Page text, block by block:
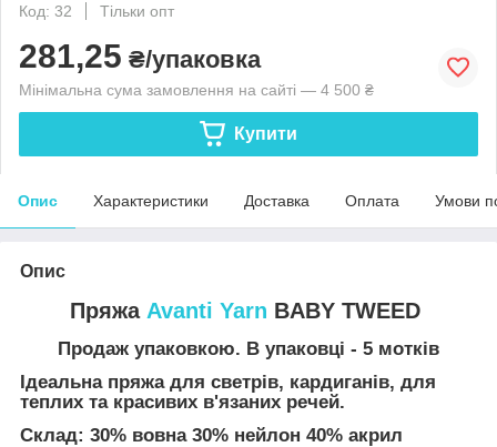
Код: 32
Тільки опт
281,25 ₴/упаковка
Мінімальна сума замовлення на сайті — 4 500 ₴
Купити
Опис Характеристики Доставка Оплата Умови
Опис
Пряжа Avanti Yarn BABY TWEED
Продаж упаковкою. В упаковці - 5 мотків
Ідеальна пряжа для светрів, кардиганів, для
теплих та красивих в'язаних речей.
Склад: 30% вовна 30% нейлон 40% акрил